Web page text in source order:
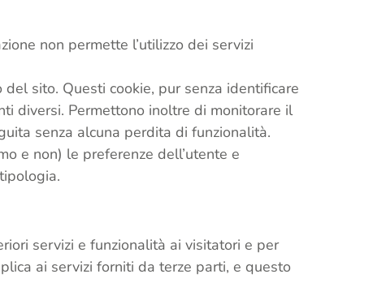
non permette l’utilizzo dei servizi
sito. Questi cookie, pur senza identificare
diversi. Permettono inoltre di monitorare il
senza alcuna perdita di funzionalità.
e non) le preferenze dell’utente e
servizi e funzionalità ai visitatori e per
ai servizi forniti da terze parti, e questo